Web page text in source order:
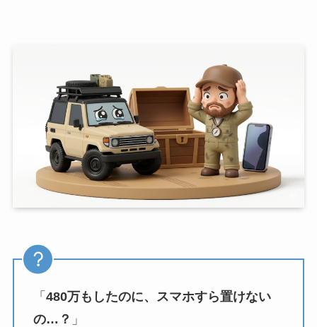
「 480万もしたのに、スマホすら置けない
の…？ 」